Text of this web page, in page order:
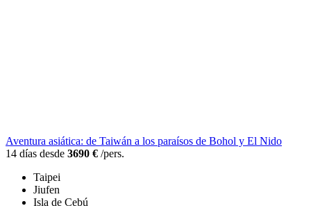
Aventura asiática: de Taiwán a los paraísos de Bohol y El Nido
14 días desde 3690 € /pers.
Taipei
Jiufen
Isla de Cebú